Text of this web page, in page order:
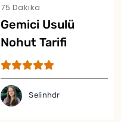
75 Dakika
Gemici Usulü
Nohut Tarifi
Selinhdr